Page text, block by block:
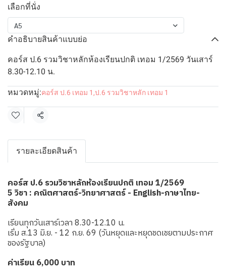
เลือกที่นั่ง
A5
คำอธิบายสินค้าแบบย่อ
คอร์ส ป.6 รวมวิชาหลักห้องเรียนปกติ เทอม 1/2569 วันเสาร์
8.30-12.10 น.
หมวดหมู่:คอร์ส ป.6 เทอม 1 ,ป.6 รวมวิชาหลัก เทอม 1
แชร์
รายละเอียดสินค้า
คอร์ส ป.6 รวมวิชาหลักห้องเรียนปกติ เทอม 1/2569
5 วิชา : คณิตศาสตร์-วิทยาศาสตร์ - English-ภาษาไทย-
สังคม
เรียนทุกวันเสาร์เวลา 8.30-12.10 น.
เริ่ม ส.13 มิ.ย. - 12 ก.ย. 69 (วันหยุดและหยุดชดเชยตามประกาศ
ของรัฐบาล)
ค่าเรียน 6,000 บาท